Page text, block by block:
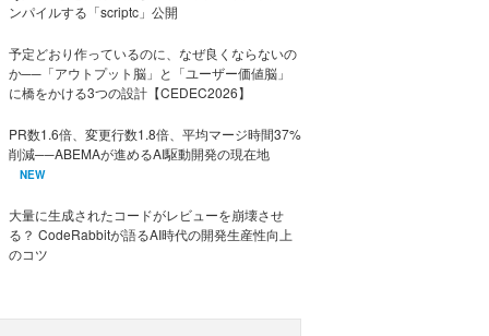
ンパイルする「scriptc」公開
予定どおり作っているのに、なぜ良くならないの
か──「アウトプット脳」と「ユーザー価値脳」
に橋をかける3つの設計【CEDEC2026】
PR数1.6倍、変更行数1.8倍、平均マージ時間37%
削減──ABEMAが進めるAI駆動開発の現在地
NEW
大量に生成されたコードがレビューを崩壊させ
る？ CodeRabbitが語るAI時代の開発生産性向上
のコツ